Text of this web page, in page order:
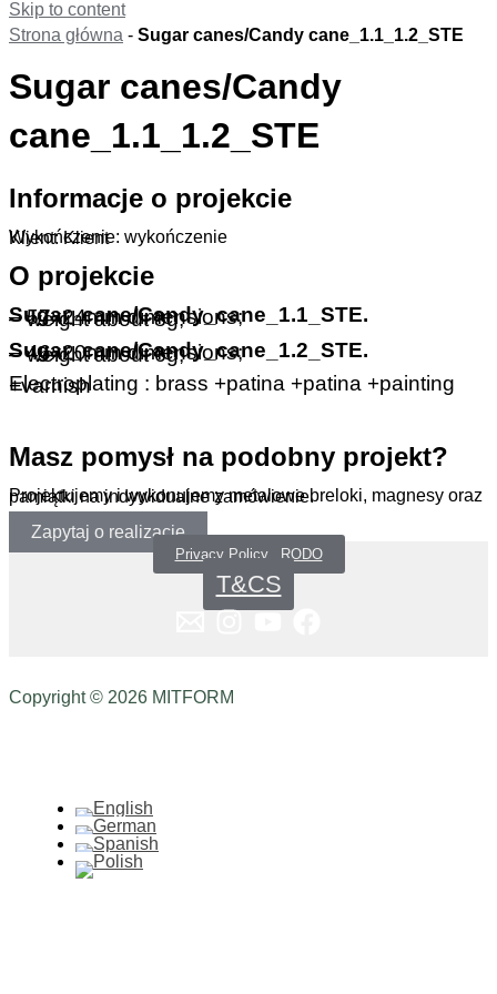
Skip to content
Strona główna - Sugar canes/Candy cane_1.1_1.2_STE
Sugar canes/Candy
cane_1.1_1.2_STE
Informacje o projekcie
Wykończenie: wykończenie
Klient: Klient
O projekcie
Sugar_cane/Candy_cane_1.1_STE.
– 57x24mm dimensions;
– weight about 8g;
Sugar_cane/Candy_cane_1.2_STE.
– 46x20mm dimensions;
– weight about 6g;
Electroplating : brass +patina +patina +painting +varnish
Masz pomysł na podobny projekt?
Projektujemy i wykonujemy metalowe breloki, magnesy oraz pamiątki na indywidualne zamówienie.
Zapytaj o realizację
Privacy Policy _RODO
T&CS
Copyright © 2026 MITFORM